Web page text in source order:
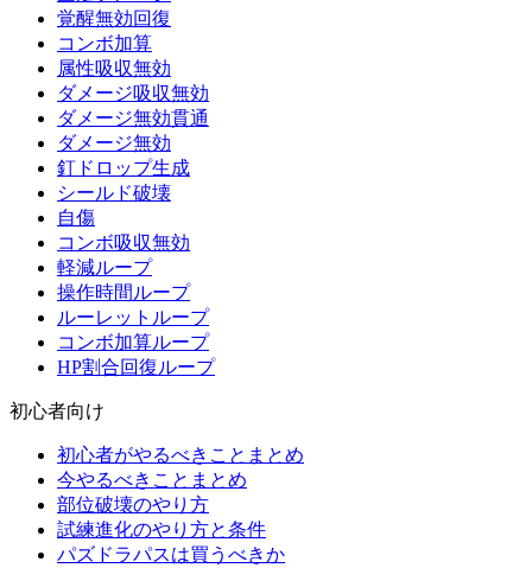
覚醒無効回復
コンボ加算
属性吸収無効
ダメージ吸収無効
ダメージ無効貫通
ダメージ無効
釘ドロップ生成
シールド破壊
自傷
コンボ吸収無効
軽減ループ
操作時間ループ
ルーレットループ
コンボ加算ループ
HP割合回復ループ
初心者向け
初心者がやるべきことまとめ
今やるべきことまとめ
部位破壊のやり方
試練進化のやり方と条件
パズドラパスは買うべきか